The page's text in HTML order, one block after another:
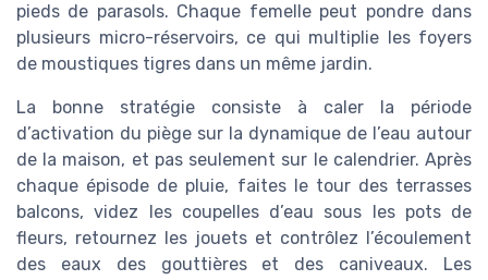
pieds de parasols. Chaque femelle peut pondre dans
plusieurs micro-réservoirs, ce qui multiplie les foyers
de moustiques tigres dans un même jardin.
La bonne stratégie consiste à caler la période
d’activation du piège sur la dynamique de l’eau autour
de la maison, et pas seulement sur le calendrier. Après
chaque épisode de pluie, faites le tour des terrasses
balcons, videz les coupelles d’eau sous les pots de
fleurs, retournez les jouets et contrôlez l’écoulement
des eaux des gouttières et des caniveaux. Les